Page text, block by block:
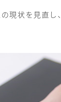
現状を見直